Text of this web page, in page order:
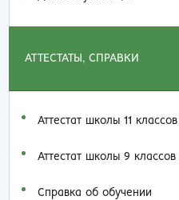
АТТЕСТАТЫ, СПРАВКИ
Аттестат школы 11 классов
Аттестат школы 9 классов
Справка об обучении